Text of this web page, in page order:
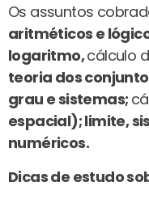
Os assuntos
aritméticos e
logaritmo,cálculo
teoria dos
grau e sistemas;
espacial); limite,
numéricos.
Dicas de estudo